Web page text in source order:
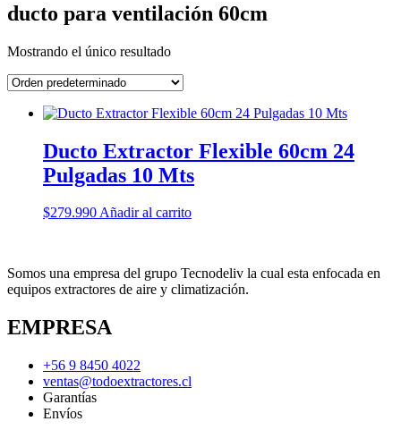
ducto para ventilación 60cm
Mostrando el único resultado
Ducto Extractor Flexible 60cm 24
Pulgadas 10 Mts
$279.990Añadir al carrito
Somos una empresa del grupo Tecnodeliv la cual esta enfocada en
equipos extractores de aire y climatización.
EMPRESA
+56 9 8450 4022
ventas@todoextractores.cl
Garantías
Envíos